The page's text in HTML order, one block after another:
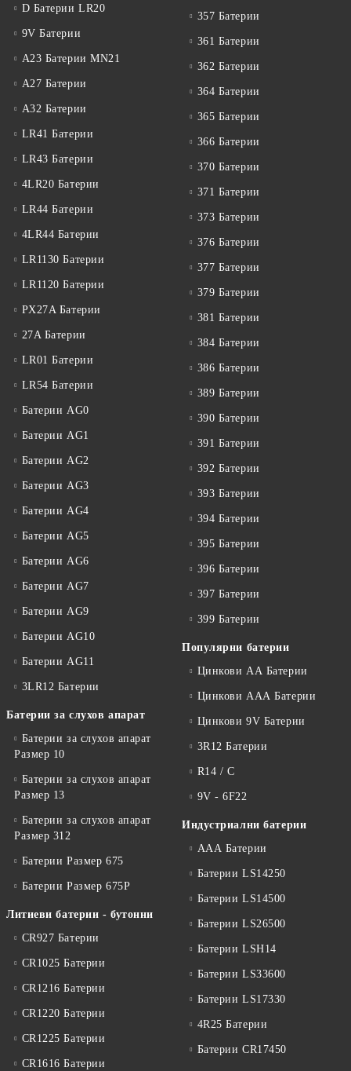
D Батерии LR20
9V Батерии
A23 Батерии MN21
A27 Батерии
A32 Батерии
LR41 Батерии
LR43 Батерии
4LR20 Батерии
LR44 Батерии
4LR44 Батерии
LR1130 Батерии
LR1120 Батерии
PX27A Батерии
27A Батерии
LR01 Батерии
LR54 Батерии
Батерии AG0
Батерии AG1
Батерии AG2
Батерии AG3
Батерии AG4
Батерии AG5
Батерии AG6
Батерии AG7
Батерии AG9
Батерии AG10
Батерии AG11
3LR12 Батерии
Батерии за слухов апарат
Батерии за слухов апарат
Размер 10
Батерии за слухов апарат
Размер 13
Батерии за слухов апарат
Размер 312
Батерии Размер 675
Батерии Размер 675P
Литиеви батерии - бутонни
CR927 Батерии
CR1025 Батерии
CR1216 Батерии
CR1220 Батерии
CR1225 Батерии
CR1616 Батерии
357 Батерии
361 Батерии
362 Батерии
364 Батерии
365 Батерии
366 Батерии
370 Батерии
371 Батерии
373 Батерии
376 Батерии
377 Батерии
379 Батерии
381 Батерии
384 Батерии
386 Батерии
389 Батерии
390 Батерии
391 Батерии
392 Батерии
393 Батерии
394 Батерии
395 Батерии
396 Батерии
397 Батерии
399 Батерии
Популярни батерии
Цинкови АА Батерии
Цинкови ААА Батерии
Цинкови 9V Батерии
3R12 Батерии
R14 / C
9V - 6F22
Индустриални батерии
ААА Батерии
Батерии LS14250
Батерии LS14500
Батерии LS26500
Батерии LSH14
Батерии LS33600
Батерии LS17330
4R25 Батерии
Батерии CR17450